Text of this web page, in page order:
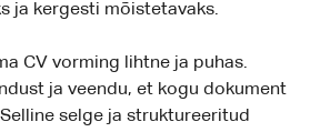
ja kergesti mõistetavaks.
CV vorming lihtne ja puhas.
ja veendu, et kogu dokument
selge ja struktureeritud